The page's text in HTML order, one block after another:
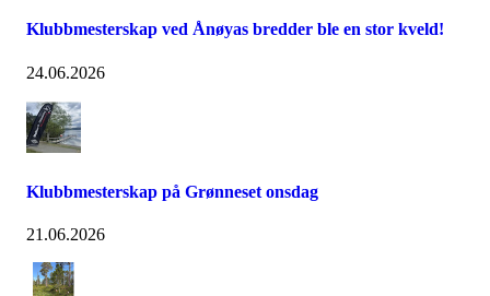
Klubbmesterskap ved Ånøyas bredder ble en stor kveld!
24.06.2026
Klubbmesterskap på Grønneset onsdag
21.06.2026